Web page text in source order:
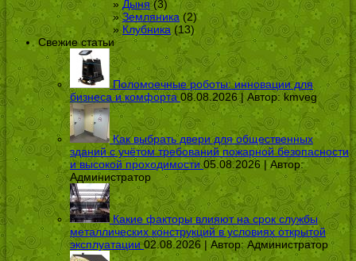
Дыня(3)
Земляника(2)
Клубника (13)
Свежие статьи
Поломоечные роботы: инновации для
бизнеса и комфорта 08.08.2026 | Автор:kmveg
Как выбрать двери для общественных
зданий с учётом требований пожарной безопасности
и высокой проходимости 05.08.2026 | Автор:
Администратор
Какие факторы влияют на срок службы
металлических конструкций в условиях открытой
эксплуатации 02.08.2026 | Автор:Администратор